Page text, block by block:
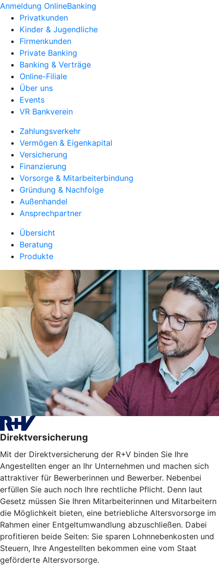
Anmeldung OnlineBanking
Privatkunden
Kinder & Jugendliche
Firmenkunden
Private Banking
Banking & Verträge
Online-Filiale
Über uns
Events
VR Bankverein
Zahlungsverkehr
Vermögen & Eigenkapital
Versicherung
Finanzierung
Vorsorge & Mitarbeiterbindung
Gründung & Nachfolge
Außenhandel
Ansprechpartner
Übersicht
Beratung
Produkte
Direktversicherung
Mit der Direktversicherung der R+V binden Sie Ihre
Angestellten enger an Ihr Unternehmen und machen sich
attraktiver für Bewerberinnen und Bewerber. Nebenbei
erfüllen Sie auch noch Ihre rechtliche Pflicht. Denn laut
Gesetz müssen Sie Ihren Mitarbeiterinnen und Mitarbeitern
die Möglichkeit bieten, eine betriebliche Altersvorsorge im
Rahmen einer Entgeltumwandlung abzuschließen. Dabei
profitieren beide Seiten: Sie sparen Lohnnebenkosten und
Steuern, Ihre Angestellten bekommen eine vom Staat
geförderte Altersvorsorge.